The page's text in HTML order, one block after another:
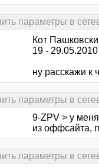
параметры в
Кот
19 -
ну расскажи к
параметры в
9-ZPV > у
из оффсайта,
параметры в